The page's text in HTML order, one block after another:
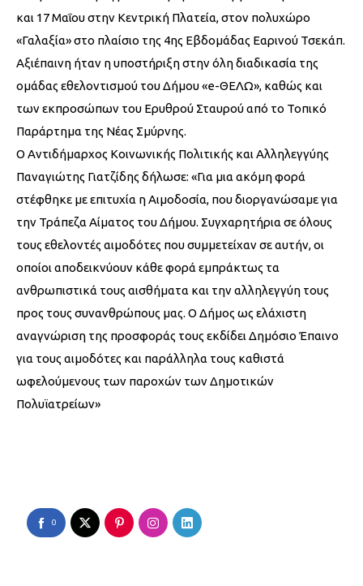
και 17 Μαΐου στην Κεντρική Πλατεία, στον πολυχώρο
«Γαλαξία» στο πλαίσιο της 4ης Εβδομάδας Εαρινού Τσεκάπ.
Αξιέπαινη ήταν η υποστήριξη στην όλη διαδικασία της
ομάδας εθελοντισμού του Δήμου «e-ΘΕΛΩ», καθώς και
των εκπροσώπων του Ερυθρού Σταυρού από το Τοπικό
Παράρτημα της Νέας Σμύρνης.
Ο Αντιδήμαρχος Κοινωνικής Πολιτικής και Αλληλεγγύης
Παναγιώτης Γιατζίδης δήλωσε: «Για μια ακόμη φορά
στέφθηκε με επιτυχία η Αιμοδοσία, που διοργανώσαμε για
την Τράπεζα Αίματος του Δήμου. Συγχαρητήρια σε όλους
τους εθελοντές αιμοδότες που συμμετείχαν σε αυτήν, οι
οποίοι αποδεικνύουν κάθε φορά εμπράκτως τα
ανθρωπιστικά τους αισθήματα και την αλληλεγγύη τους
προς τους συνανθρώπους μας. Ο Δήμος ως ελάχιστη
αναγνώριση της προσφοράς τους εκδίδει Δημόσιο Έπαινο
για τους αιμοδότες και παράλληλα τους καθιστά
ωφελούμενους των παροχών των Δημοτικών
Πολυϊατρείων»
0